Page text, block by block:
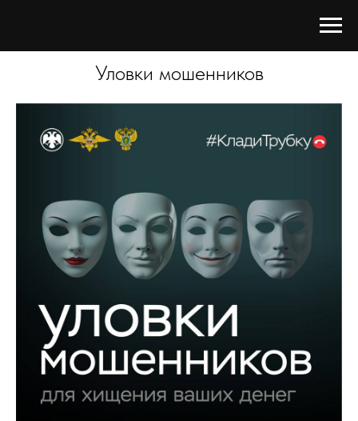
Уловки мошенников